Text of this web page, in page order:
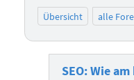
Übersicht alle
SEO: Wie